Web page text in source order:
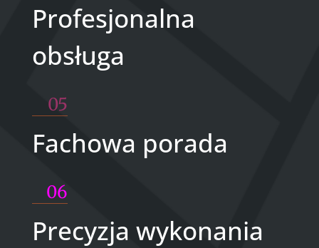
Profesjonalna
obsługa
05
Fachowa porada
06
Precyzja wykonania